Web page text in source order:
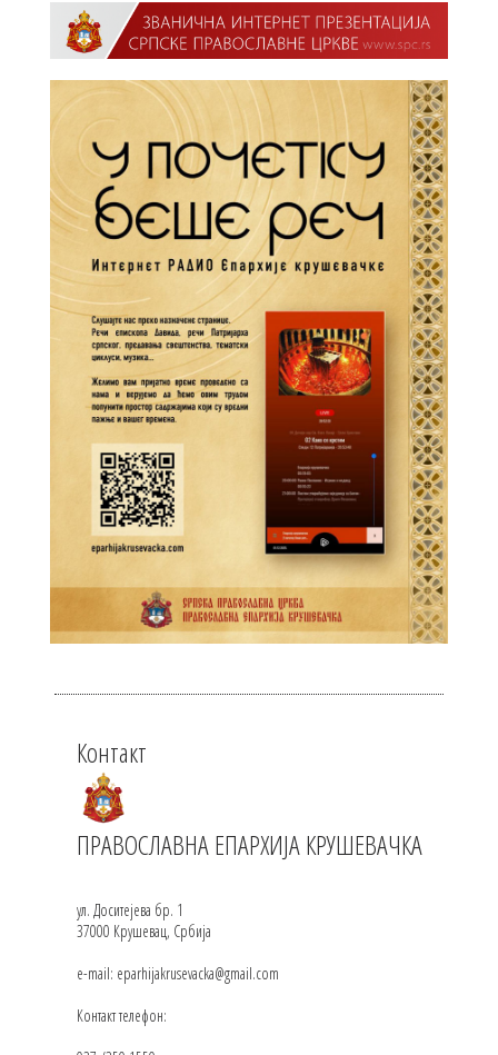
Контакт
ПРАВОСЛАВНА ЕПАРХИЈА КРУШЕВАЧКА
ул. Доситејева бр. 1
37000 Крушевац, Србија
e-mail: eparhijakrusevacka@gmail.com
Контакт телефон: